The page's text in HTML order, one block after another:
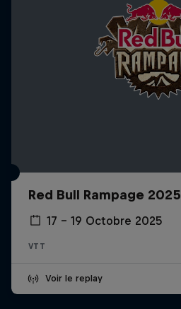
Red Bull Rampage 2025
17 – 19 Octobre 2025
VTT
Voir le replay